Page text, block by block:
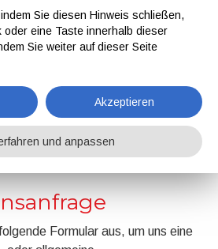
EN IT DE ES
Formular aus, um uns eine
Sie diesen Hinweis schließen,
oder eine Taste innerhalb dieser
Sie weiter auf dieser Seite
Akzeptieren
und anpassen